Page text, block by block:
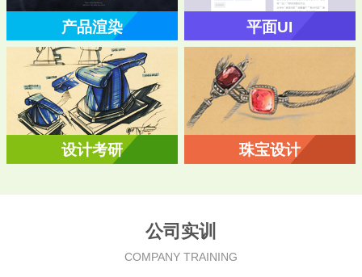
产品渲染 平面UI
设计考研 珠宝设计
公司实训
COMPANY TRAINING